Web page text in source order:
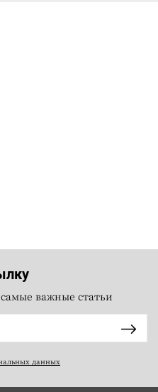
важные статьи
данных